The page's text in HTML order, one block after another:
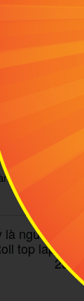
hơn.
cấp:
Trang
êm ái:
Thiết
100% - Phát
ngày
quốc
là người đầu
top laptop
23L